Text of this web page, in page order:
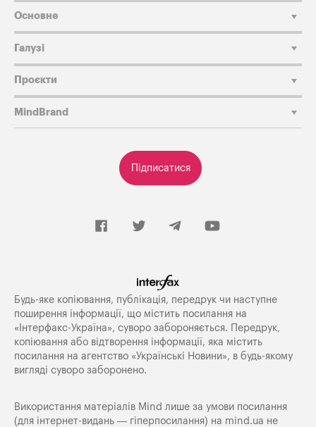
Підписатися
Основне
Галузі
Проєкти
MindBrand
Будь-яке копiювання, публiкацiя, передрук чи наступне
поширення iнформацiї, що мiстить посилання на
«Iнтерфакс-Україна», суворо забороняється. Передрук,
копіювання або відтворення інформації, яка містить
посилання на агентство «Українські Новини», в будь-якому
вигляді суворо заборонено.
Використання матеріалів Mind лише за умови посилання
(для інтернет-видань — гіперпосилання) на mind.ua не